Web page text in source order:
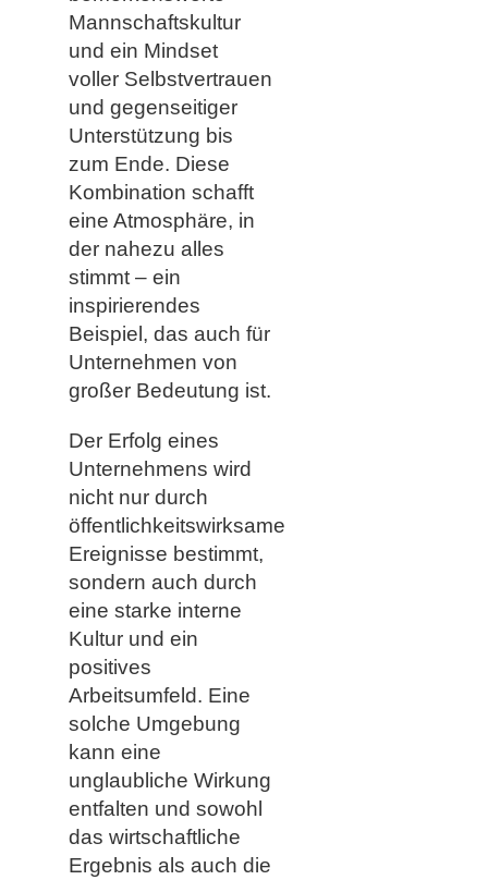
Mannschaftskultur
und ein Mindset
voller Selbstvertrauen
und gegenseitiger
Unterstützung bis
zum Ende. Diese
Kombination schafft
eine Atmosphäre, in
der nahezu alles
stimmt – ein
inspirierendes
Beispiel, das auch für
Unternehmen von
großer Bedeutung ist.
Der Erfolg eines
Unternehmens wird
nicht nur durch
öffentlichkeitswirksame
Ereignisse bestimmt,
sondern auch durch
eine starke interne
Kultur und ein
positives
Arbeitsumfeld. Eine
solche Umgebung
kann eine
unglaubliche Wirkung
entfalten und sowohl
das wirtschaftliche
Ergebnis als auch die